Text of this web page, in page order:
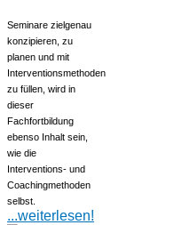
Seminare zielgenau
konzipieren, zu
planen und mit
Interventionsmethoden
zu füllen, wird in
dieser
Fachfortbildung
ebenso Inhalt sein,
wie die
Interventions- und
Coachingmethoden
selbst.
...weiterlesen!